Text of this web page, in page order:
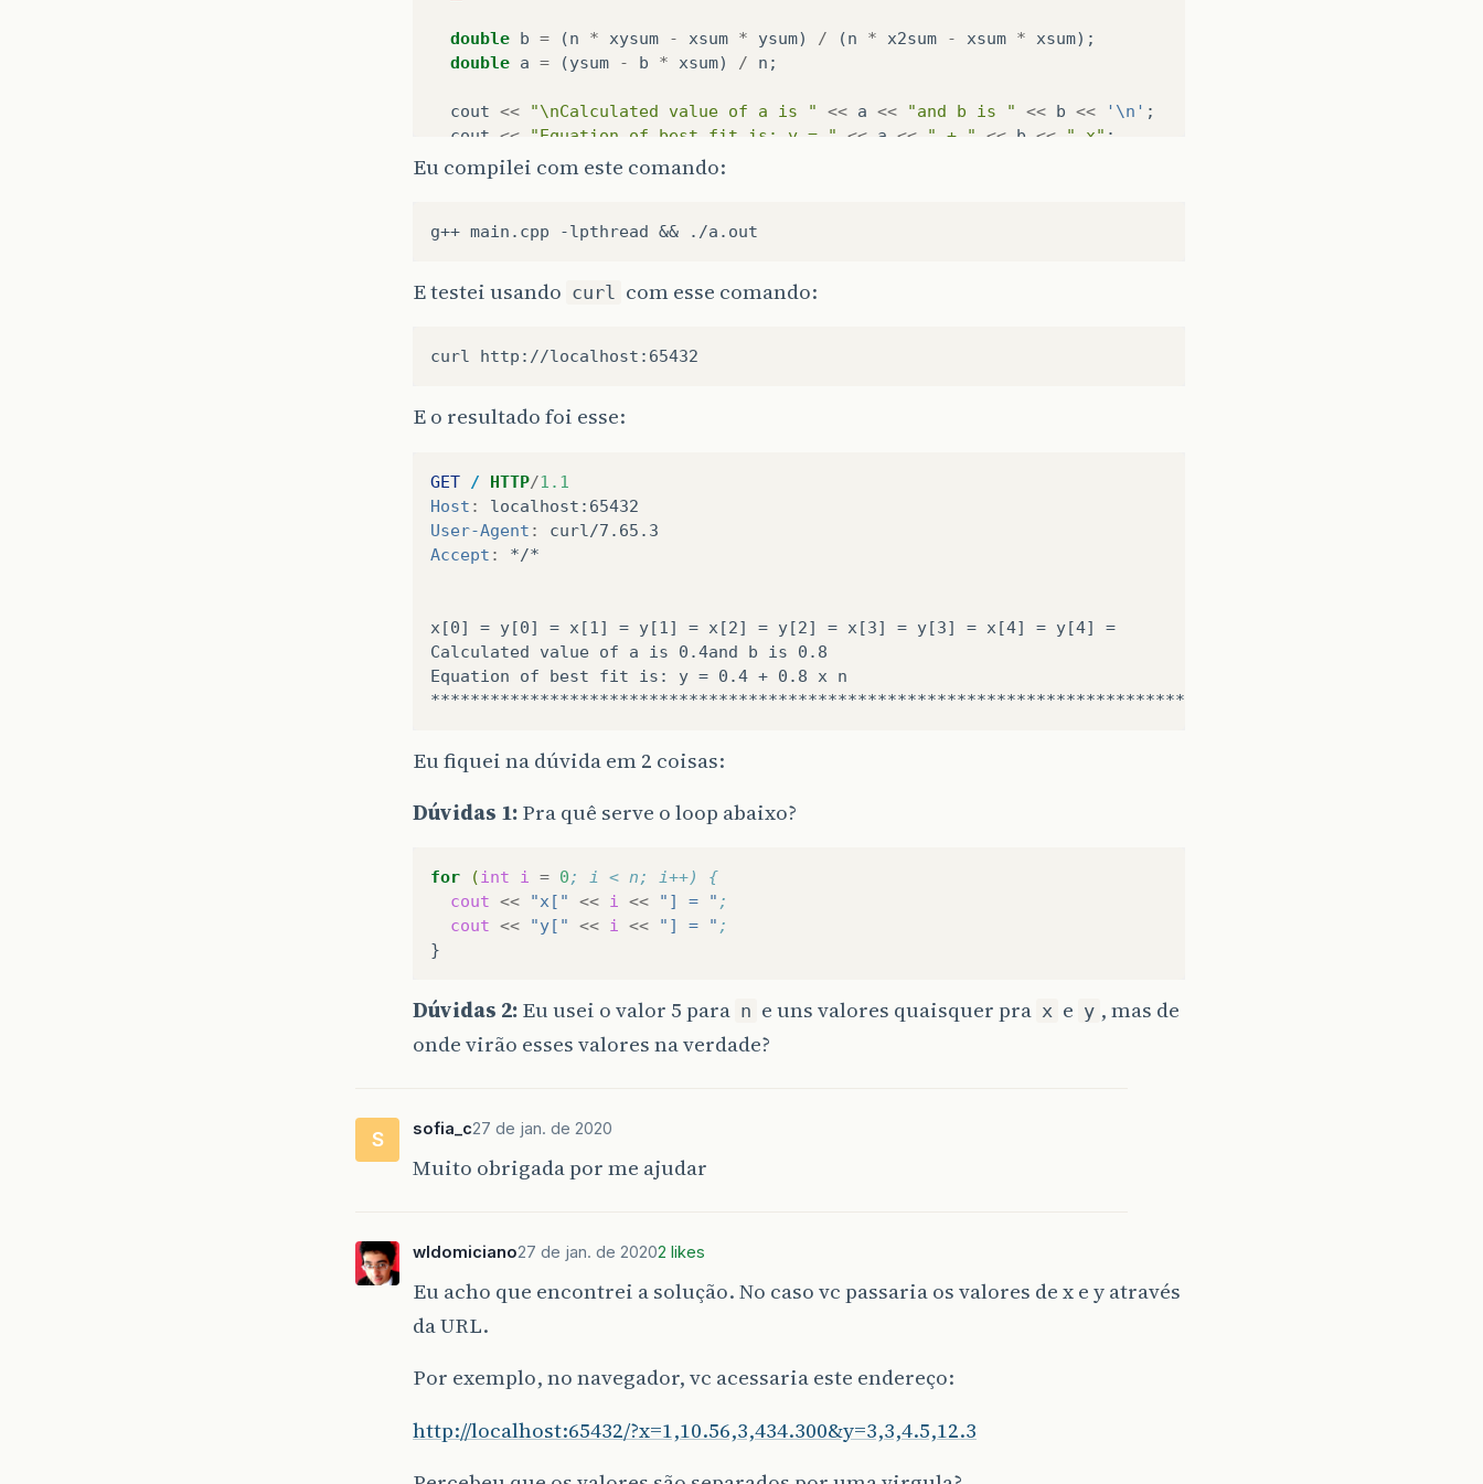
double b = (n * xysum - xsum * ysum) / (n * x2sum - xsum * xsum);
double a = (ysum - b * xsum) / n ;
cout << "\nCalculated value of a is " << a << "and b is " << b << '\n' ;
cout << "Equation of best fit is: y = " << a << " + " << b << " x" ;
return
Eu compilei com este comando:
E testei usando curl com esse comando:
E o resultado foi esse:
GET / HTTP/1.1
Host :
localhost:65432
User-Agent :
curl/7.65.3
Accept : */*
x[0] = y[0] = x[1] = y[1] = x[2] = y[2] = x[3] = y[3] = x[4] = y[4] =
Calculated value of a is 0.4and b is 0.8
Equation of best fit is: y = 0.4 + 0.8 x n
Eu fiquei na dúvida em 2 coisas:
Dúvidas 1:Pra quê serve o loop abaixo?
for ( int i = 0; i < n; i++) {
cout << "x[" << i << "] = " ;
cout << "y[" << i << "] = " ;
Dúvidas 2:Eu usei o valor 5 para n e uns valores quaisquer pra x e y , mas de
onde virão esses valores na verdade?
S sofia_c27 de jan. de 2020
Muito obrigada por me ajudar
wldomiciano27 de jan. de 20202 likes
Eu acho que encontrei a solução. No caso vc passaria os valores de x e y através
da URL.
Por exemplo, no navegador, vc acessaria este endereço:
http://localhost:65432/?x=1,10.56,3,434.300&y=3,3,4.5,12.3